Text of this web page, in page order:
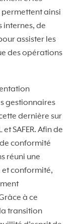
ainsi
internes, de
assister les
des opérations
gestionnaires
dernière sur
SAFER. Afin de
conformité
réuni une
et conformité,
à ce
transition